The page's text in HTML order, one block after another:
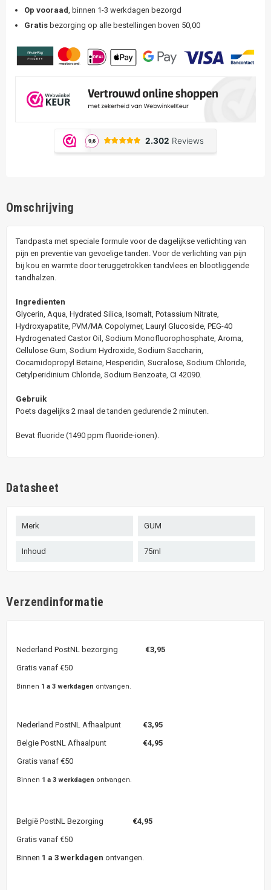
Op vooraad
, binnen 1-3 werkdagen bezorgd
Gratis bezorging op alle bestellingen boven 50,00
Omschrijving
Tandpasta met speciale formule voor de dagelijkse verlichting van
pijn en preventie van gevoelige tanden. Voor de verlichting van pijn
bij kou en warmte door teruggetrokken tandvlees en blootliggende
tandhalzen.
Ingredienten
Glycerin, Aqua, Hydrated Silica, Isomalt, Potassium Nitrate,
Hydroxyapatite, PVM/MA Copolymer, Lauryl Glucoside, PEG-40
Hydrogenated Castor Oil, Sodium Monofluorophosphate, Aroma,
Cellulose Gum, Sodium Hydroxide, Sodium Saccharin,
Cocamidopropyl Betaine, Hesperidin, Sucralose, Sodium Chloride,
Cetylperidinium Chloride, Sodium Benzoate, CI 42090.
Gebruik
Poets dagelijks 2 maal de tanden gedurende 2 minuten.
Bevat fluoride (1490 ppm fluoride-ionen).
Datasheet
Merk GUM
Inhoud 75ml
Verzendinformatie
Nederland PostNL bezorging €3,95
Gratis vanaf €50
Binnen 1 a 3 werkdagen ontvangen.
Nederland PostNL Afhaalpunt €3,95
Belgie PostNL Afhaalpunt
€4,95
Gratis vanaf €50
Binnen 1 a 3 werkdagen ontvangen.
België PostNL Bezorging €4,95
Gratis vanaf €50
Binnen 1 a 3 werkdagen ontvangen.